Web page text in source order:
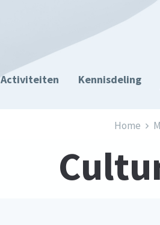
Activiteiten Kennisdeling
Home